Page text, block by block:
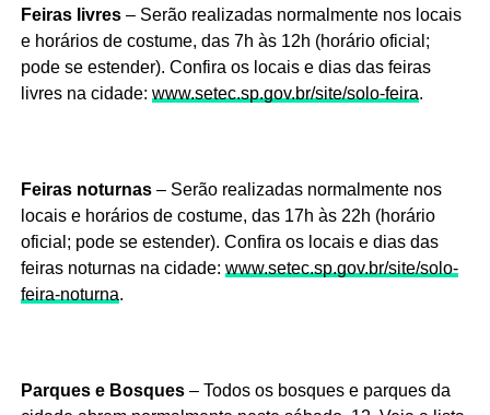
Feiras livres– Serão realizadas normalmente nos locais
e horários de costume, das 7h às 12h (horário oficial;
pode se estender). Confira os locais e dias das feiras
livres na cidade: www.setec.sp.gov.br/site/solo-feira.
Feiras noturnas– Serão realizadas normalmente nos
locais e horários de costume, das 17h às 22h (horário
oficial; pode se estender). Confira os locais e dias das
feiras noturnas na cidade: www.setec.sp.gov.br/site/solo-
feira-noturna.
Parques e Bosques– Todos os bosques e parques da